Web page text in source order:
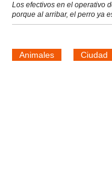
Los efectivos en el operativo
porque al arribar, el perro ya
Animales Ciudad